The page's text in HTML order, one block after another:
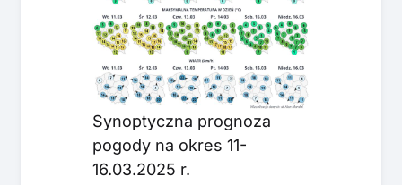
Synoptyczna prognoza
pogody na okres 11-
16.03.2025 r.